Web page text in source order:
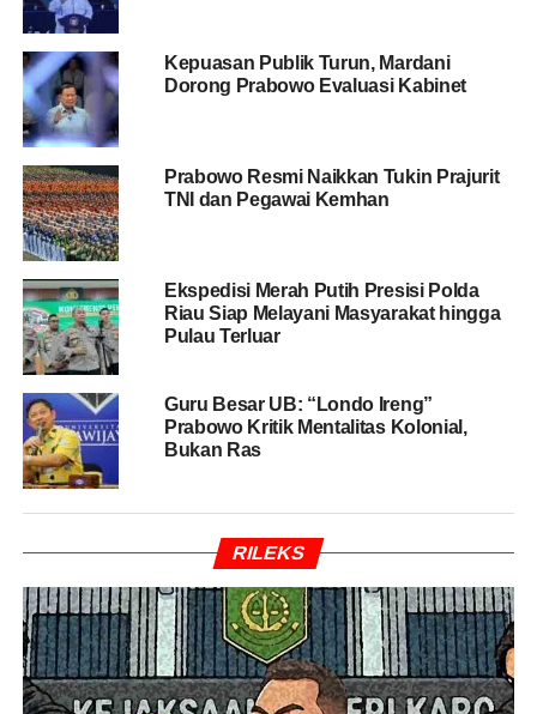
berpotensi menimbulkan persoalan akuntabilitas jika
BACA JUGA
TNI- Polri
“Masalahnya ketika TNI yang mengelola, siapa yang bisa
audit? Karena kalau kita mendengar kabar bagaimana
kebocoran ini dievaluasi pemerintah, kalau tidak ke
depan akan semakin besar,” ujarnya.
Bambang membandingkan potensi persoalan tersebut
dengan sejumlah masalah yang muncul dalam
pelaksanaan Program Makan Bergizi Gratis (MBG),
terutama terkait pembangunan Satuan Pelayanan
“Sama seperti MBG, bagaimana izin pembangunan
pencopotan kepala BGN,” katanya.
Selain menyoroti aspek pengawasan anggaran,
Bambang juga mengingatkan pentingnya menjaga
Kepuasan Publik Turun, Mardani
Dorong Prabowo Evaluasi Kabinet
Prabowo Resmi Naikkan Tukin Prajurit
TNI dan Pegawai Kemhan
Ekspedisi Merah Putih Presisi Polda
Riau Siap Melayani Masyarakat hingga
Pulau Terluar
Guru Besar UB: “Londo Ireng”
Prabowo Kritik Mentalitas Kolonial,
Bukan Ras
RILEKS